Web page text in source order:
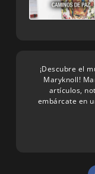
¡Descubre el
Maryknoll!
artículos,
embárcate en